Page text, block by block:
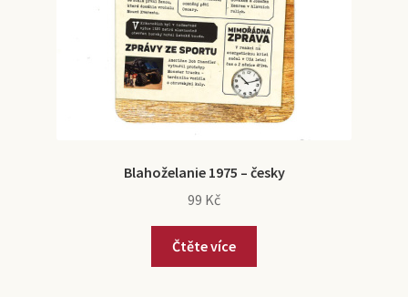
Blahoželanie 1975 – česky
99 Kč
Čtěte více